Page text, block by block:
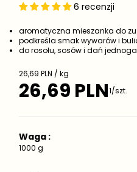
6 recenzji
aromatyczna mieszanka do
podkreśla smak wywarów i
do rosołu, sosów i dań
C
e
n
d
n
o
26,69 PLN / kg
C
n
r
e
26,69 PLN1/szt.
Waga :
1000 g